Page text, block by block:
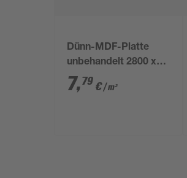
Dünn-MDF-Platte
unbehandelt 2800 x
2070 x 5 mm
7,79 €/ m²